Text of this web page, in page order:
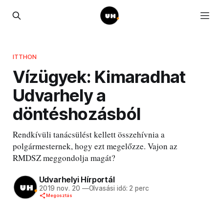
ITTHON
Vízügyek: Kimaradhat
Udvarhely a
döntéshozásból
Rendkívüli tanácsülést kellett összehívnia a
polgármesternek, hogy ezt megelőzze. Vajon az
RMDSZ meggondolja magát?
Udvarhelyi Hírportál
2019 nov. 20 —Olvasási idő: 2 perc
Megosztás